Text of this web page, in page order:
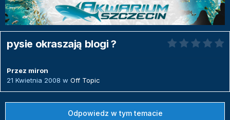
pysie okraszają blogi ?
Przez miron
21 Kwietnia 2008 w Off Topic
Odpowiedz w tym temacie